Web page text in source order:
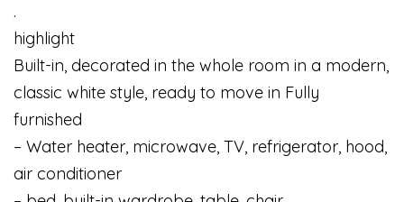
.
highlight
Built-in, decorated in the whole room in a modern,
classic white style, ready to move in Fully
furnished
– Water heater, microwave, TV, refrigerator, hood,
air conditioner